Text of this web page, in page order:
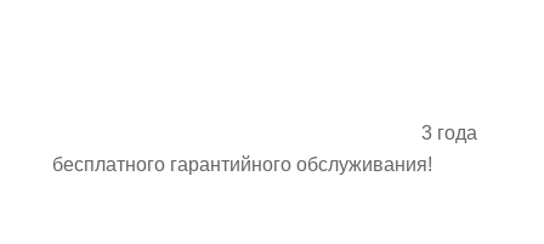
3 года
бесплатного гарантийного обслуживания!